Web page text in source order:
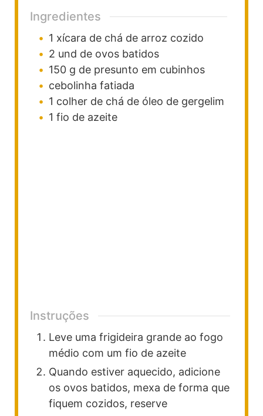
Ingredientes
1 xícara de chá de arroz cozido
2 und de ovos batidos
150 g de presunto em cubinhos
cebolinha fatiada
1 colher de chá de óleo de gergelim
1 fio de azeite
Instruções
Leve uma frigideira grande ao fogo
médio com um fio de azeite
Quando estiver aquecido, adicione
os ovos batidos, mexa de forma que
fiquem cozidos, reserve